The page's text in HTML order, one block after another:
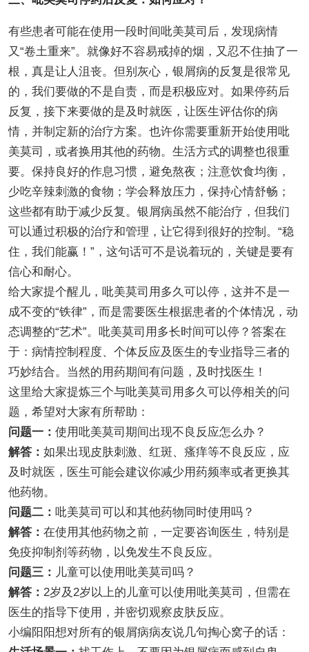
有些患者可能在使用一段时间吡美莫司后，发现病情
又“卷土重来”。就像好不容易戒掉的烟，又忍不住抽了一
根，真是让人沮丧。但别灰心，银屑病的反复是很常见
的，我们要做的不是自责，而是积极应对。如果停药后
反复，接下来要做的是及时就医，让医生评估你的病
情，并制定新的治疗方案。也许你需要重新开始使用吡
美莫司，或者换用其他的药物。生活方式的调整也很重
要。保持良好的作息习惯，避免熬夜；注意饮食均衡，
少吃辛辣刺激的食物；学会释放压力，保持心情舒畅；
这些都有助于减少反复。银屑病虽然不能治疗，但我们
可以通过积极的治疗和管理，让它得到很好的控制。“稳
住，我们能赢！”，这句话可不是说着玩的，关键是要有
信心和耐心。
给大家提个醒儿，吡美莫司用多久可以停，这并不是一
成不变的“铁律”，而是需要医生根据患者的个体情况，动
态调整的“艺术”。吡美莫司用多长时间可以停？答案在
于：病情控制程度、个体反应及医生的专业指导三者的
巧妙结合。当然的用药期间有问题，及时找医生！
这里给大家提炼三个与吡美莫司用多久可以停相关的问
题，希望对大家有所帮助：
问题一： 使用吡美莫司期间出现不良反应怎么办？
解答： 如果出现皮肤刺激、红斑、瘙痒等不良反应，应
及时就医，医生可能会建议你减少用药频率或者更换其
他药物。
问题二： 吡美莫司可以和其他药物同时使用吗？
解答： 在使用其他药物之前，一定要咨询医生，特别是
免疫抑制剂等药物，以免发生不良反应。
问题三： 儿童可以使用吡美莫司吗？
解答： 2岁及2岁以上的儿童可以使用吡美莫司，但需在
医生的指导下使用，并密切观察皮肤反应。
小编阳阳想对所有的银屑病病友说几句掏心窝子的话：